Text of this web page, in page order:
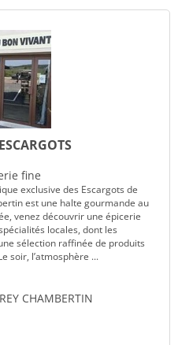
fine
exclusive des Escargots de
est une halte gourmande au
venez découvrir une épicerie
locales, dont les
sélection raffinée de produits
soir, l’atmosphère ...
CHAMBERTIN